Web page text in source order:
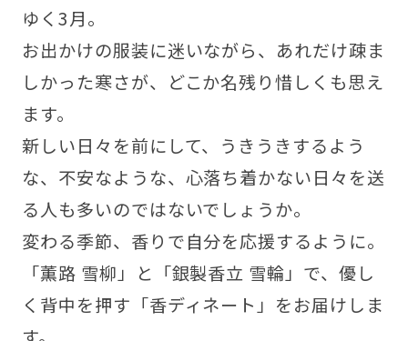
ゆく3月。
お出かけの服装に迷いながら、あれだけ疎ま
しかった寒さが、どこか名残り惜しくも思え
ます。
新しい日々を前にして、うきうきするよう
な、不安なような、心落ち着かない日々を送
る人も多いのではないでしょうか。
変わる季節、香りで自分を応援するように。
「薫路 雪柳」と「銀製香立 雪輪」で、優し
く背中を押す「香ディネート」をお届けしま